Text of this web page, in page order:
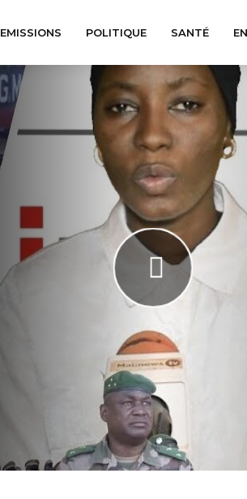
EMISSIONS POLITIQUE SANTÉ